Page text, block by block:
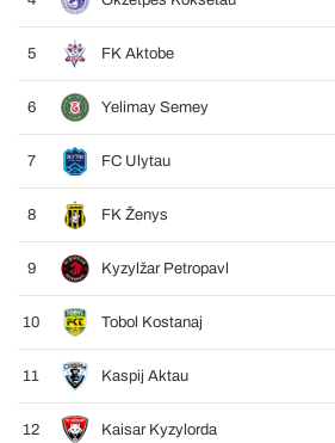
5 FK Aktobe
6 Yelimay Semey
7 FC Ulytau
8 FK Ženys
9 Kyzylžar Petropavl
10 Tobol Kostanaj
11 Kaspij Aktau
12 Kaisar Kyzylorda